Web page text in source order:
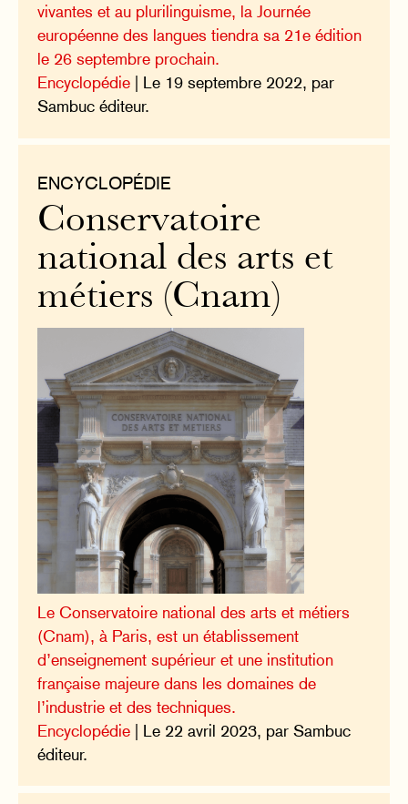
vivantes et au plurilinguisme, la Journée
européenne des langues tiendra sa 21e édition
le 26 septembre prochain.
Encyclopédie | Le 19 septembre 2022, par
Sambuc éditeur.
ENCYCLOPÉDIE
Conservatoire
national des arts et
métiers (Cnam)
Le Conservatoire national des arts et métiers
(Cnam), à Paris, est un établissement
d’enseignement supérieur et une institution
française majeure dans les domaines de
l’industrie et des techniques.
Encyclopédie | Le 22 avril 2023, par Sambuc
éditeur.